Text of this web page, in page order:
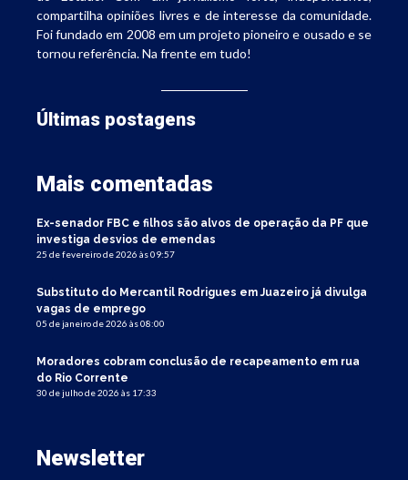
compartilha opiniões livres e de interesse da comunidade.
Foi fundado em 2008 em um projeto pioneiro e ousado e se
tornou referência. Na frente em tudo!
Últimas postagens
Mais comentadas
Ex-senador FBC e filhos são alvos de operação da PF que
investiga desvios de emendas
25 de fevereiro de 2026 às 09:57
Substituto do Mercantil Rodrigues em Juazeiro já divulga
vagas de emprego
05 de janeiro de 2026 às 08:00
Moradores cobram conclusão de recapeamento em rua
do Rio Corrente
30 de julho de 2026 às 17:33
Newsletter